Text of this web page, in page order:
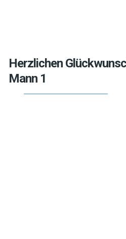
Herzlichen
Mann 1